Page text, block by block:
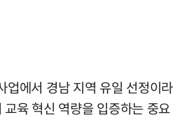
업에서 경남 지역 유일 선정이라
육 혁신 역량을 입증하는 중요